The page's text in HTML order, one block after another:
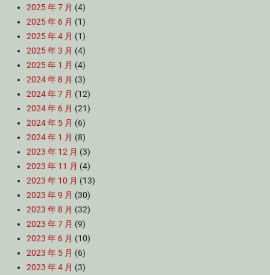
2025 年 7 月 (4)
2025 年 6 月 (1)
2025 年 4 月 (1)
2025 年 3 月 (4)
2025 年 1 月 (4)
2024 年 8 月 (3)
2024 年 7 月 (12)
2024 年 6 月 (21)
2024 年 5 月 (6)
2024 年 1 月 (8)
2023 年 12 月 (3)
2023 年 11 月 (4)
2023 年 10 月 (13)
2023 年 9 月 (30)
2023 年 8 月 (32)
2023 年 7 月 (9)
2023 年 6 月 (10)
2023 年 5 月 (6)
2023 年 4 月 (3)